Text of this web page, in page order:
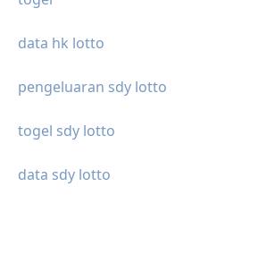
data hk lotto
pengeluaran sdy lotto
togel sdy lotto
data sdy lotto